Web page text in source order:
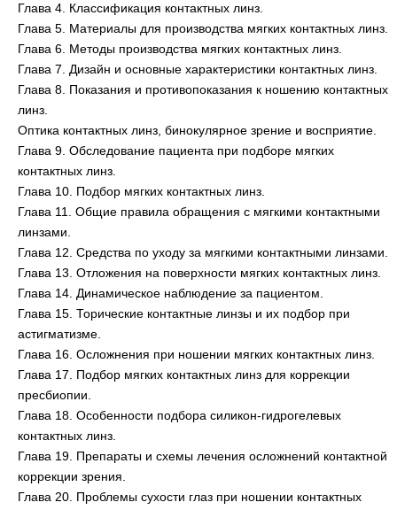
Глава 4. Классификация контактных линз.
Глава 5. Материалы для производства мягких контактных линз.
Глава 6. Методы производства мягких контактных линз.
Глава 7. Дизайн и основные характеристики контактных линз.
Глава 8. Показания и противопоказания к ношению контактных
линз.
Оптика контактных линз, бинокулярное зрение и восприятие.
Глава 9. Обследование пациента при подборе мягких
контактных линз.
Глава 10. Подбор мягких контактных линз.
Глава 11. Общие правила обращения с мягкими контактными
линзами.
Глава 12. Средства по уходу за мягкими контактными линзами.
Глава 13. Отложения на поверхности мягких контактных линз.
Глава 14. Динамическое наблюдение за пациентом.
Глава 15. Торические контактные линзы и их подбор при
астигматизме.
Глава 16. Осложнения при ношении мягких контактных линз.
Глава 17. Подбор мягких контактных линз для коррекции
пресбиопии.
Глава 18. Особенности подбора силикон-гидрогелевых
контактных линз.
Глава 19. Препараты и схемы лечения осложнений контактной
коррекции зрения.
Глава 20. Проблемы сухости глаз при ношении контактных